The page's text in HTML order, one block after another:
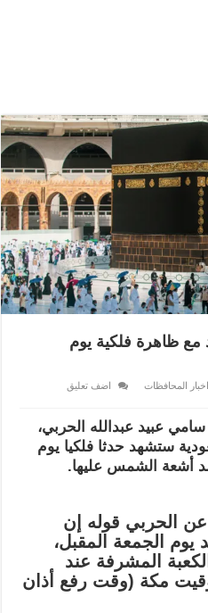
مع ظاهرة فلكية يوم
اخبار المحافظات
اضف تعليق
عبيد عبدالله الحربي،
ستشهد حدثا فلكيا يوم
أشعة الشمس عليها.
الحربي قوله إن
الجمعة المقبل،
على الكعبة المشرفة عند
مساء بتوقيت مكة (وقت رفع أذان